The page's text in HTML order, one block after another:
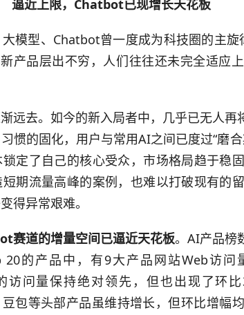
逼近上限，Chatbot已现增长天花板
模型、Chatbot曾一度成为科技圈的主旋
产品层出不穷，人们往往还未完全适应
远去。如今的新入局者中，几乎已无人
惯的固化，用户与常用AI之间已度过“磨
定了自己的核心受众，市场格局趋于稳
期流量高峰的案例，也难以打破现有的
得异常艰难。
赛道的增量空间已逼近天花板。AI产品榜
20的产品中，有9大产品网站Web访问
访问量保持绝对领先，但也出现了环比
包等头部产品虽维持增长，但环比增幅